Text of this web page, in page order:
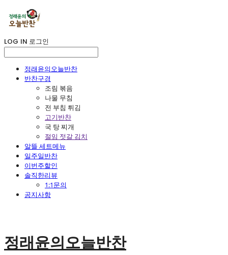
LOG IN 로그인
정래윤의오늘반찬
반찬구경
조림 볶음
나물 무침
전 부침 튀김
고기반찬
국 탕 찌개
절임 젓갈 김치
알뜰 세트메뉴
일주일반찬
이번주할인
솔직한리뷰
1:1문의
공지사항
정래윤의오늘반찬